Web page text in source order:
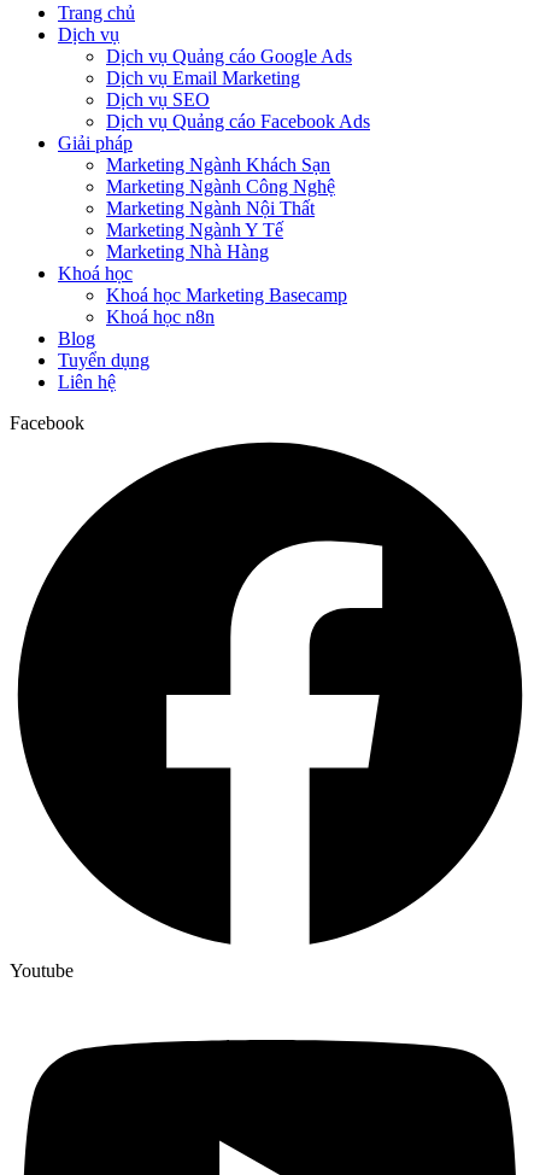
Trang chủ
Dịch vụ
Dịch vụ Quảng cáo Google Ads
Dịch vụ Email Marketing
Dịch vụ SEO
Dịch vụ Quảng cáo Facebook Ads
Giải pháp
Marketing Ngành Khách Sạn
Marketing Ngành Công Nghệ
Marketing Ngành Nội Thất
Marketing Ngành Y Tế
Marketing Nhà Hàng
Khoá học
Khoá học Marketing Basecamp
Khoá học n8n
Blog
Tuyển dụng
Liên hệ
Facebook
Youtube